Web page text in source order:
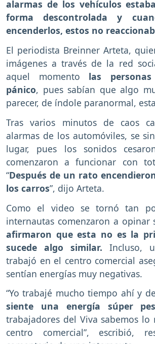
alarmas de los vehículos
forma descontrolada y
encenderlos, estos no
El periodista Breinner Arteta,
imágenes a través de la red
aquel momento las
pánico, pues sabían que algo
parecer, de índole paranormal,
Tras varios minutos de caos
alarmas de los automóviles, se
lugar, pues los sonidos
comenzaron a funcionar con
“Después de un rato
los carros”, dijo Arteta.
Como el video se tornó tan
internautas comenzaron a opinar
afirmaron que esta no es la
sucede algo similar. Incluso,
trabajó en el centro comercial
sentían energías muy negativas.
“Yo trabajé mucho tiempo ahí y
siente una energía súper
trabajadores del Viva sabemos lo
centro comercial”, escribió,